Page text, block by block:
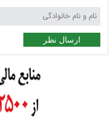
ارسال نظر